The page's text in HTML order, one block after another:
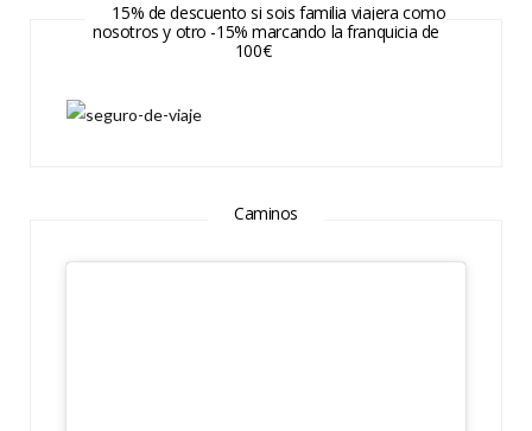
15% de descuento si sois familia viajera como
nosotros y otro -15% marcando la franquicia de
100€
Caminos